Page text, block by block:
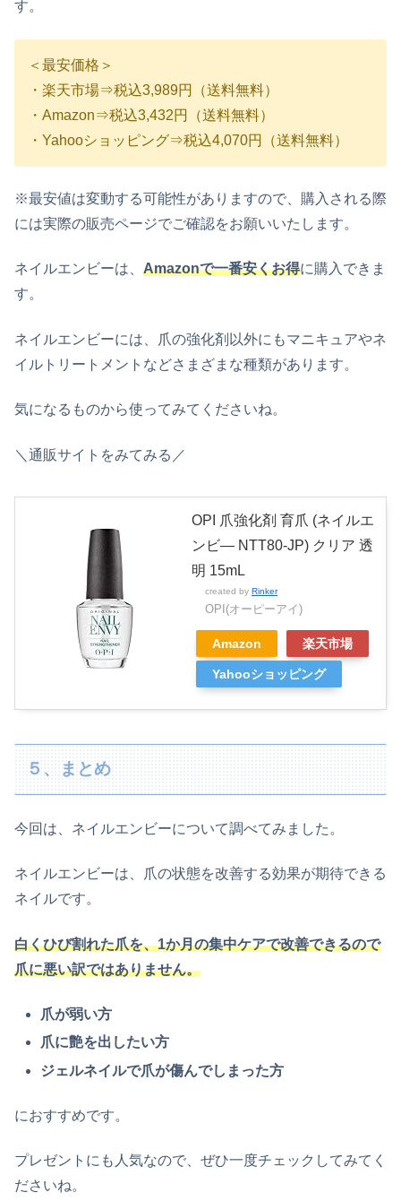
す。
＜最安価格＞
・ 楽天市場⇒税込3,989円（送料無料）
・Amazon⇒税込3,432円（送料無料）
・Yahooショッピング⇒税込4,070円（送料無料）
※最安値は変動する可能性がありますので、購入される際
には実際の販売ページでご確認をお願いいたします。
ネイルエンビーは、 Amazonで一番安くお得に購入できま
す。
ネイルエンビーには、爪の強化剤以外にもマニキュアやネ
イルトリートメントなどさまざまな種類があります。
気になるものから使ってみてくださいね。
＼通販サイトをみてみる／
OPI 爪強化剤 育爪 (ネイルエ
ンビ― NTT80-JP) クリア 透
明 15mL
created by Rinker
OPI(オーピーアイ)
Amazon 楽天市場
Yahooショッピング
５、まとめ
今回は、ネイルエンビーについて調べてみました。
ネイルエンビーは、爪の状態を改善する効果が期待できる
ネイルです。
白くひび割れた爪を、1か月の集中ケアで改善できるので
爪に悪い訳ではありません。
爪が弱い方
爪に艶を出したい方
ジェルネイルで爪が傷んでしまった方
におすすめです。
プレゼントにも人気なので、ぜひ一度チェックしてみてく
ださいね。